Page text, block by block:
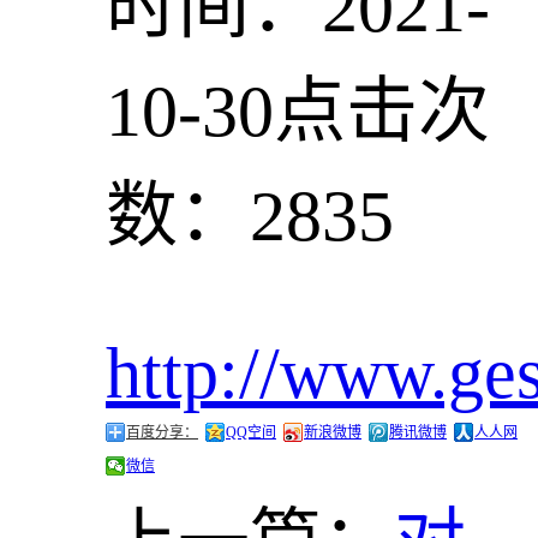
10-30点击次
数：2835
http://
百度分享： QQ空间 新浪微博 腾讯微博
人人网
微信